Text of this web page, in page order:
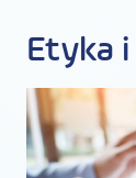
Etyka i